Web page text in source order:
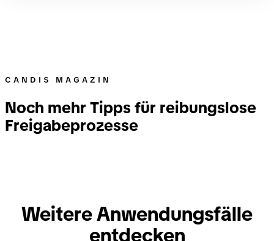
Prüfung.
CANDIS MAGAZIN
Noch mehr Tipps für reibungslose
Freigabeprozesse
Weitere Anwendungsfälle